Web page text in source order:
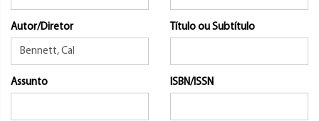
Autor/Diretor Título ou Subtítulo
Assunto ISBN/ISSN